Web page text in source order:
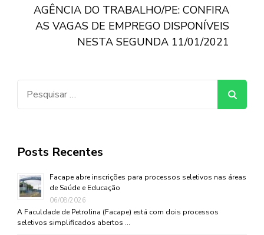
AGÊNCIA DO TRABALHO/PE: CONFIRA
AS VAGAS DE EMPREGO DISPONÍVEIS
NESTA SEGUNDA 11/01/2021
Posts Recentes
Facape abre inscrições para processos seletivos nas áreas
de Saúde e Educação
06/08/2026
A Faculdade de Petrolina (Facape) está com dois processos
seletivos simplificados abertos …